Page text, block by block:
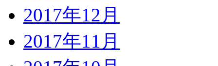
2017年12月
2017年11月